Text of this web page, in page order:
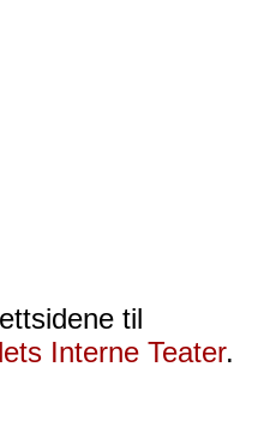
til
Interne Teater.